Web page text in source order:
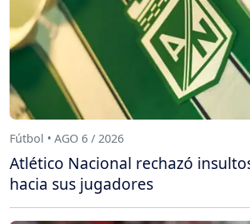
Fútbol • AGO 6 / 2026
Atlético Nacional rechazó
hacia sus jugadores